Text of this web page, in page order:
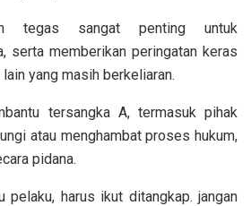
tegas sangat penting untuk
serta memberikan peringatan keras
yang masih berkeliaran.
tersangka A, termasuk pihak
atau menghambat proses hukum,
pidana.
pelaku, harus ikut ditangkap. jangan